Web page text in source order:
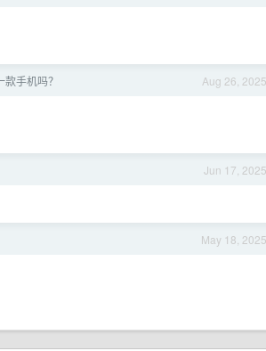
Aug 26, 2025
手机吗？
Jun 17, 2025
May 18, 2025